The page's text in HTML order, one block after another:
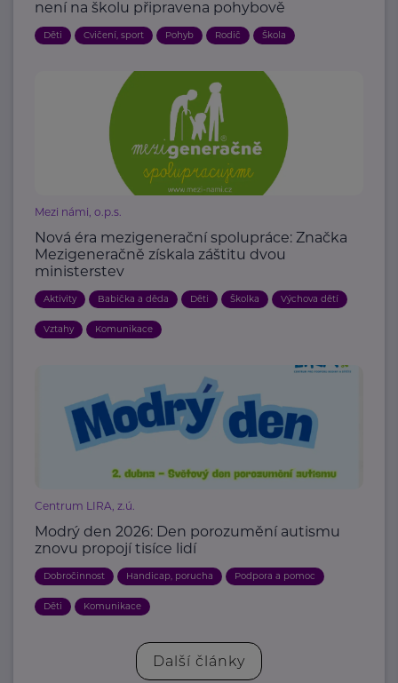
není na školu připravena pohybově
Děti Cvičení, sport Pohyb Rodič Škola
Mezi námi, o.p.s.
Nová éra mezigenerační spolupráce: Značka
Mezigeneračně získala záštitu dvou
ministerstev
Aktivity Babička a děda Děti Školka Výchova dětí
Vztahy Komunikace
Centrum LIRA, z.ú.
Modrý den 2026: Den porozumění autismu
znovu propojí tisíce lidí
Dobročinnost Handicap, porucha Podpora a pomoc
Děti Komunikace
Další články